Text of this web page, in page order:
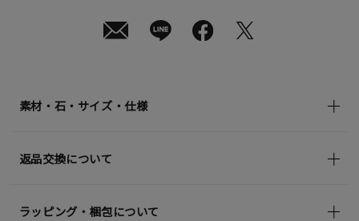
素材・石・サイズ・仕様
返品交換について
ラッピング・梱包について